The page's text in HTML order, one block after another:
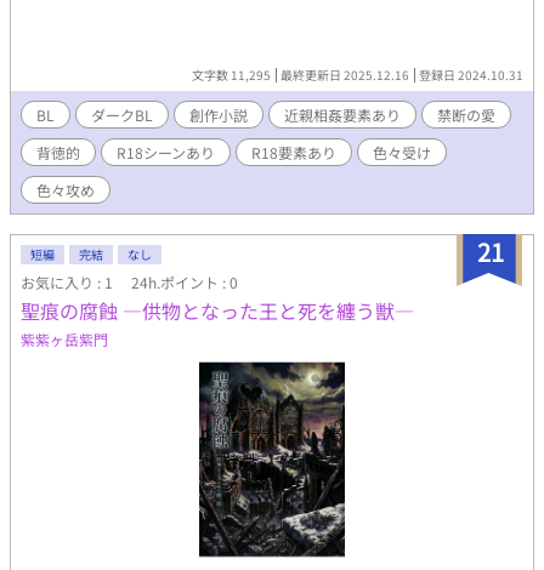
文字数 11,295 最終更新日 2025.12.16 登録日 2024.10.31
BL ダークBL 創作小説 近親相姦要素あり
禁断の愛
背徳的
R18シーンあり R18要素あり
色々受け
色々攻め
21
短編 完結 なし
お気に入り : 1 24h.ポイント : 0
聖痕の腐蝕 —供物となった王と死を纏う獣—
紫紫ヶ岳紫門